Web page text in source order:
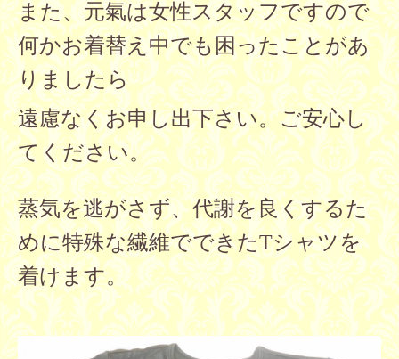
また、元氣は女性スタッフですので
何かお着替え中でも困ったことがあ
りましたら
遠慮なくお申し出下さい。ご安心し
てください。
蒸気を逃がさず、代謝を良くするた
めに特殊な繊維でできたTシャツを
着けます。